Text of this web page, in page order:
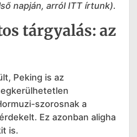
napján, arrólITTírtunk).
tárgyalás: az
Peking is az
szorosnak a
Ez azonban aligha
is.